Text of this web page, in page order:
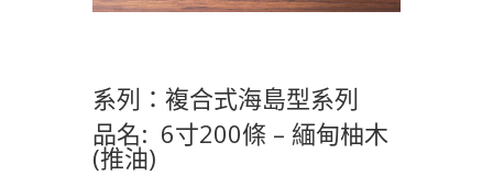
系列：複合式海島型系列
品名: 6寸200條 – 緬甸柚木
(推油)